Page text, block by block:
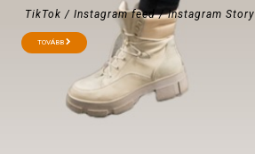
TikTok / Instagram feed / Instagram Story
TOVÁBB